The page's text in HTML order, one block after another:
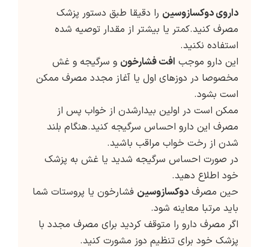
داروی دوکسازوسین را دقیقا طبق دستور پزشک
مصرف کنید.کمتر یا بیشتر از مقدار توصیه شده
استفاده نکنید.
این دارو موجب افت فشارخون و سرگیجه و غش
مخصوصا در دوزهای اول یا آغاز مجدد مصرف ممکن
است بشود.
ممکن است در اولین بیدارشدن از خواب پس از
مصرف این دارو احساس سرگیجه کنید.هنگام بلند
شدن از رخت خواب مراقب باشید.
در صورت احساس سرگیجه شدید یا غش به پزشک
خود اطلاع دهید.
حین مصرف دوکسازوسین فشارخون یا پروستات شما
باید مرتبا معاینه شود.
اگر مصرف دارو را متوقف کردید برای مصرف مجدد با
پزشک خود برای تنظیم دوز مشورت کنید.